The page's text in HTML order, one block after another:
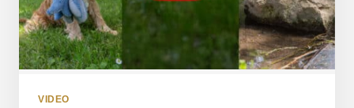
VIDEO